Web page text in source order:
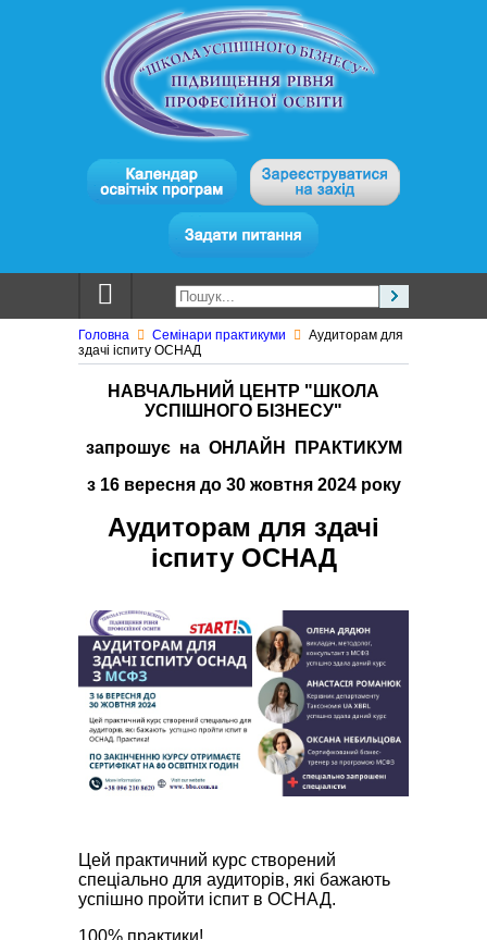
Головна Семінари практикуми
Аудиторам для
здачі іспиту ОСНАД
НАВЧАЛЬНИЙ ЦЕНТР "ШКОЛА
УСПІШНОГО БІЗНЕСУ"
запрошує на ОНЛАЙН ПРАКТИКУМ
з 16 вересня до 30 жовтня 2024 року
Аудиторам для здачі
іспиту ОСНАД
Цей практичний курс створений
спеціально для аудиторів, які бажають
успішно пройти іспит в ОСНАД.
100% практики!